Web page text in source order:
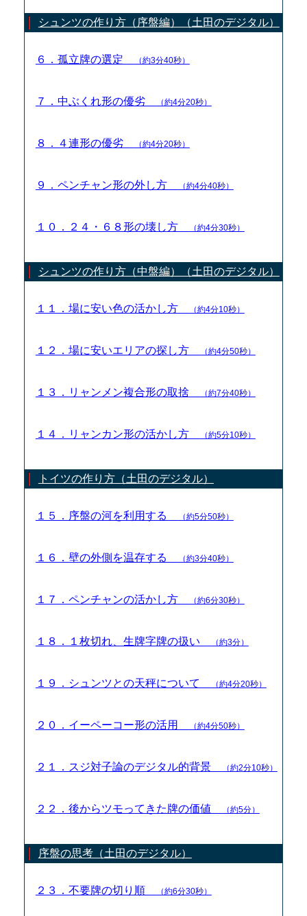
シュンツの作り方（序盤編）（土田のデジタル）
６．孤立牌の選定 （約3分40秒）
７．中ぶくれ形の優劣 （約4分20秒）
８．４連形の優劣 （約4分20秒）
９．ペンチャン形の外し方 （約4分40秒）
１０．２４・６８形の壊し方 （約4分30秒）
シュンツの作り方（中盤編）（土田のデジタル）
１１．場に安い色の活かし方 （約4分10秒）
１２．場に安いエリアの探し方 （約4分50秒）
１３．リャンメン複合形の取捨 （約7分40秒）
１４．リャンカン形の活かし方 （約5分10秒）
トイツの作り方（土田のデジタル）
１５．序盤の河を利用する （約5分50秒）
１６．壁の外側を温存する （約3分40秒）
１７．ペンチャンの活かし方 （約6分30秒）
１８．１枚切れ、生牌字牌の扱い （約3分）
１９．シュンツとの天秤について （約4分20秒）
２０．イーペーコー形の活用 （約4分50秒）
２１．スジ対子論のデジタル的背景 （約2分10秒）
２２．後からツモってきた牌の価値 （約5分）
序盤の思考（土田のデジタル）
２３．不要牌の切り順 （約6分30秒）